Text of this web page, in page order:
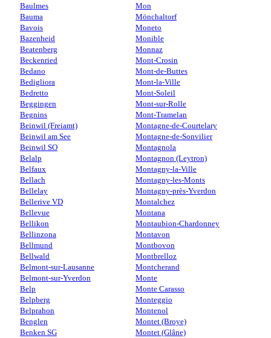
Baulmes
Bauma
Bavois
Bazenheid
Beatenberg
Beckenried
Bedano
Bedigliora
Bedretto
Beggingen
Begnins
Beinwil (Freiamt)
Beinwil am See
Beinwil SO
Belalp
Belfaux
Bellach
Bellelay
Bellerive VD
Bellevue
Bellikon
Bellinzona
Bellmund
Bellwald
Belmont-sur-Lausanne
Belmont-sur-Yverdon
Belp
Belpberg
Belprahon
Benglen
Benken SG
Mon
Mönchaltorf
Moneto
Monible
Monnaz
Mont-Crosin
Mont-de-Buttes
Mont-la-Ville
Mont-Soleil
Mont-sur-Rolle
Mont-Tramelan
Montagne-de-Courtelary
Montagne-de-Sonvilier
Montagnola
Montagnon (Leytron)
Montagny-la-Ville
Montagny-les-Monts
Montagny-près-Yverdon
Montalchez
Montana
Montaubion-Chardonney
Montavon
Montbovon
Montbrelloz
Montcherand
Monte
Monte Carasso
Monteggio
Montenol
Montet (Broye)
Montet (Glâne)